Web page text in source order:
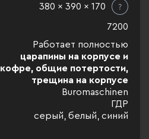
380 x 390 x 170
7200
Работает полностью
царапины на корпусе и
кофре, общие потертости,
трещина на корпусе
Buromaschinen
ГДР
серый, белый, синий